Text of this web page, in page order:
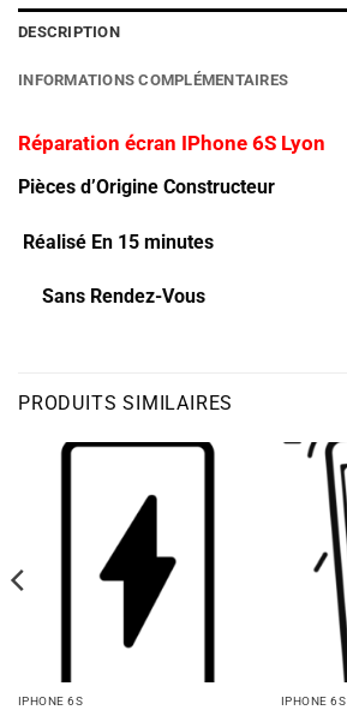
DESCRIPTION
INFORMATIONS COMPLÉMENTAIRES
Réparation écran IPhone 6S Lyon
Pièces d’Origine Constructeur
Réalisé En 15 minutes
Sans Rendez-Vous
PRODUITS SIMILAIRES
IPHONE 6S IPHONE 6S